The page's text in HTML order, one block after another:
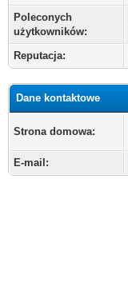
Poleconych
użytkowników:
Reputacja:
Dane kontaktowe
Strona domowa:
E-mail: